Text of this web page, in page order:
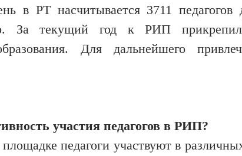
в РТ насчитывается 3711 педагогов
За текущий год к РИП
Для дальнейшего
участия педагогов в РИП?
педагоги участвуют в